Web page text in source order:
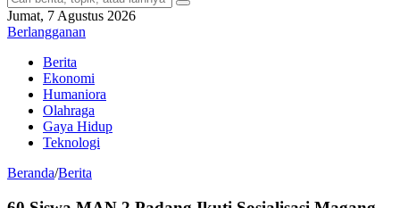
Jumat, 7 Agustus 2026
Berlangganan
Berita
Ekonomi
Humaniora
Olahraga
Gaya Hidup
Teknologi
Beranda/Berita